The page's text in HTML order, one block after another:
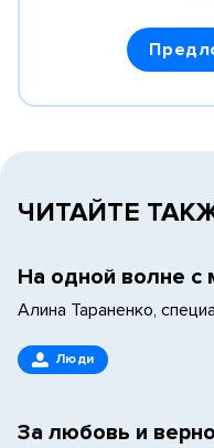
ЧИТАЙТЕ
На одной волне
Алина Тараненко,
Люди
За любовь и